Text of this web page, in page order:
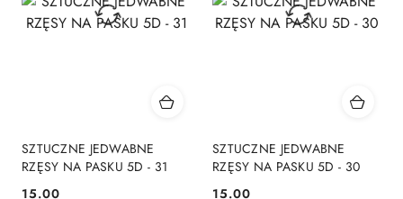
SZTUCZNE JEDWABNE
RZĘSY NA PASKU 5D - 31
15.00
SZTUCZNE JEDWABNE
RZĘSY NA PASKU 5D - 30
15.00